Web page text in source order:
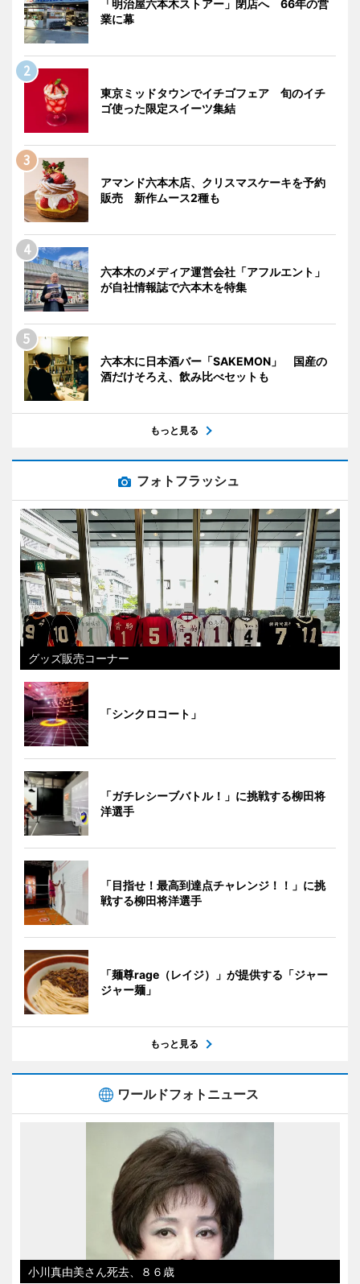
「明治屋六本木ストアー」閉店へ 66年の営
業に幕
東京ミッドタウンでイチゴフェア 旬のイチ
ゴ使った限定スイーツ集結
アマンド六本木店、クリスマスケーキを予約
販売 新作ムース2種も
六本木のメディア運営会社「アフルエント」
が自社情報誌で六本木を特集
六本木に日本酒バー「SAKEMON」 国産の
酒だけそろえ、飲み比べセットも
もっと見る
フォトフラッシュ
グッズ販売コーナー
「シンクロコート」
「ガチレシーブバトル！」に挑戦する柳田将
洋選手
「目指せ！最高到達点チャレンジ！！」に挑
戦する柳田将洋選手
「麺尊rage（レイジ）」が提供する「ジャー
ジャー麺」
もっと見る
ワールドフォトニュース
小川真由美さん死去、８６歳